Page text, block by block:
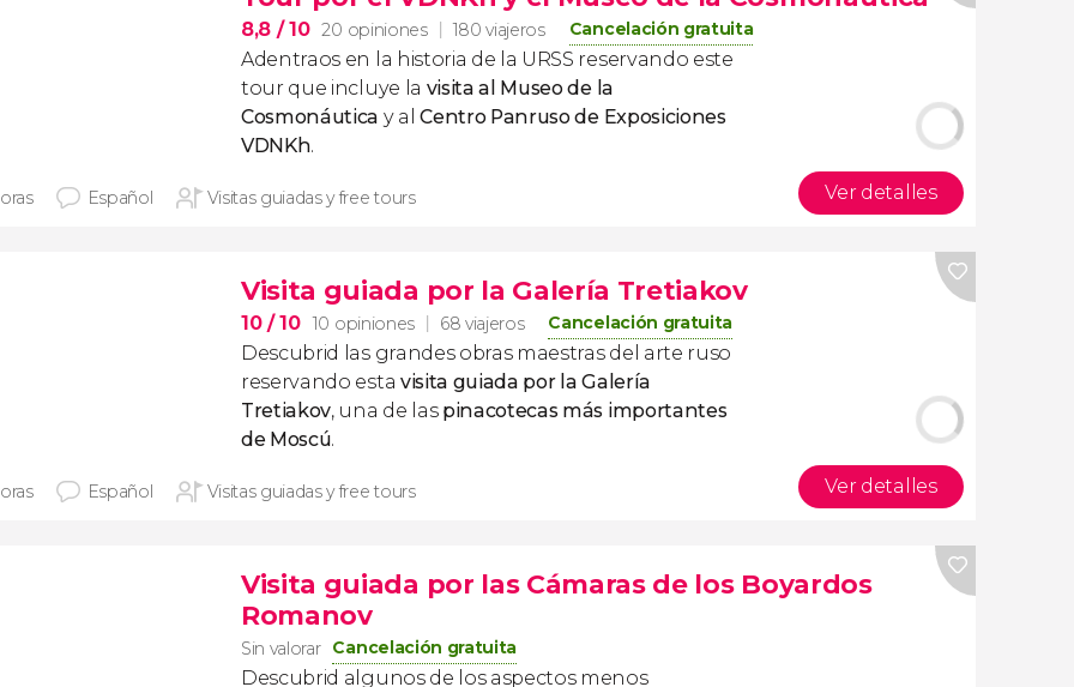
8,8 / 10 20 opiniones 180 viajeros Cancelación gratuita
Adentraos en la historia de la URSS reservando este
tour que incluye la visita al Museo de la
Cosmonáutica y alCentro Panruso de Exposiciones
VDNKh.
Español Visitas guiadas y free tours Ver detalles
Visita guiada por la Galería Tretiakov
10/ 10 10 opiniones 68 viajeros Cancelación gratuita
Descubrid las grandes obras maestras del arte ruso
reservando esta visita guiada por la Galería
Tretiakov, una de las pinacotecas más importantes
de Moscú.
Español Visitas guiadas y free tours Ver detalles
Visita guiada por las Cámaras de los Boyardos
Romanov
Sin valorar Cancelación gratuita
Descubrid algunos de los aspectos menos